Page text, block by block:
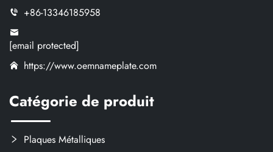
+86-13346185958
[email protected]
https://www.oemnameplate.com
Catégorie de produit
Plaques Métalliques